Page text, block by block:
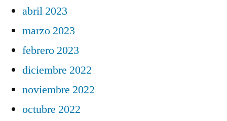
abril 2023
marzo 2023
febrero 2023
diciembre 2022
noviembre 2022
octubre 2022